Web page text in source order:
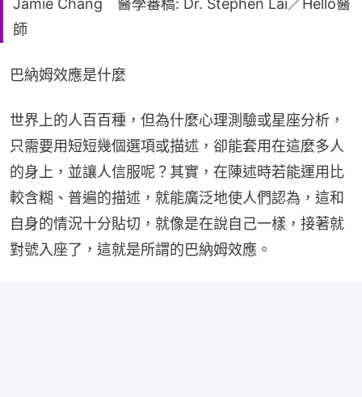
師
巴納姆效應是什麼
世界上的人百百種，但為什麼心理測驗或星座分析，
只需要用短短幾個選項或描述，卻能套用在這麼多人
的身上，並讓人信服呢？其實，在陳述時若能運用比
較含糊、普遍的描述，就能廣泛地使人們認為，這和
自身的情況十分貼切，就像是在說自己一樣，接著就
對號入座了，這就是所謂的巴納姆效應。